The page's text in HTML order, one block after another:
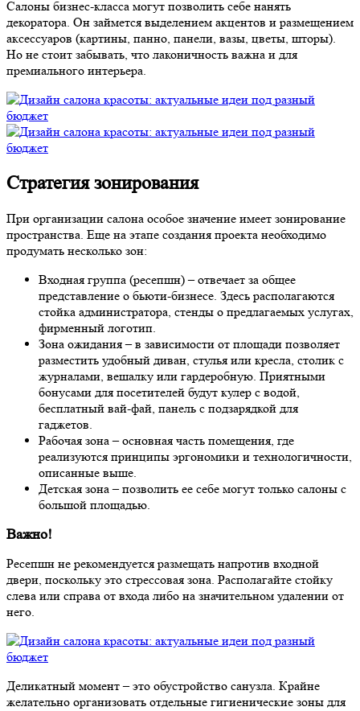
Салоны бизнес-класса могут позволить себе нанять
декоратора. Он займется выделением акцентов и размещением
аксессуаров (картины, панно, панели, вазы, цветы, шторы).
Но не стоит забывать, что лаконичность важна и для
премиального интерьера.
Стратегия зонирования
При организации салона особое значение имеет зонирование
пространства. Еще на этапе создания проекта необходимо
продумать несколько зон:
Входная группа (ресепшн) – отвечает за общее
представление о бьюти-бизнесе. Здесь располагаются
стойка администратора, стенды о предлагаемых услугах,
фирменный логотип.
Зона ожидания – в зависимости от площади позволяет
разместить удобный диван, стулья или кресла, столик с
журналами, вешалку или гардеробную. Приятными
бонусами для посетителей будут кулер с водой,
бесплатный вай-фай, панель с подзарядкой для
гаджетов.
Рабочая зона – основная часть помещения, где
реализуются принципы эргономики и технологичности,
описанные выше.
Детская зона – позволить ее себе могут только салоны с
большой площадью.
Важно!
Ресепшн не рекомендуется размещать напротив входной
двери, поскольку это стрессовая зона. Располагайте стойку
слева или справа от входа либо на значительном удалении от
него.
Деликатный момент – это обустройство санузла. Крайне
желательно организовать отдельные гигиенические зоны для